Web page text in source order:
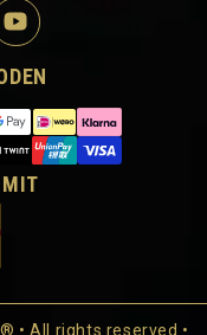
MIT
• All rights reserved •